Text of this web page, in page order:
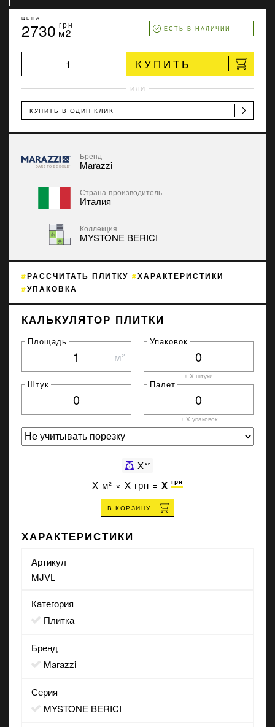
ЦЕНА
2730 грн
м2 ЕСТЬ В НАЛИЧИИ
КУПИТЬ
ИЛИ
КУПИТЬ В ОДИН КЛИК
Бренд
Marazzi
Страна-производитель
Италия
Коллекция
MYSTONE BERICI
РАССЧИТАТЬ ПЛИТКУ
ХАРАКТЕРИСТИКИ
УПАКОВКА
КАЛЬКУЛЯТОР ПЛИТКИ
Площадь
м²
Упаковок
+ X штуки
Штук Палет
+ X упаковок
Xкг
X м² × X грн = X грн
В КОРЗИНУ
ХАРАКТЕРИСТИКИ
Артикул
MJVL
Категория
Плитка
Бренд
Marazzi
Серия
MYSTONE BERICI